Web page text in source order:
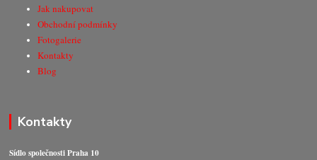
Jak nakupovat
Obchodní podmínky
Fotogalerie
Kontakty
Blog
Kontakty
Sídlo společnosti Praha 10